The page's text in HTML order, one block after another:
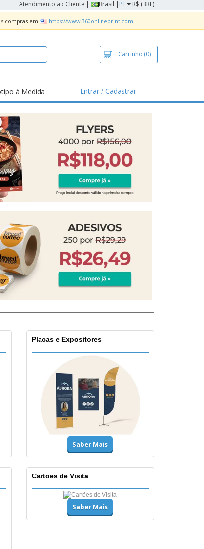
Atendimento ao Cliente | Brasil | PT R$ (BRL)
compras em https://www.360onlineprint.com
Carrinho (0)
à Medida Entrar / Cadastrar
Placas e Expositores
Saber Mais
Cartões de Visita
Saber Mais